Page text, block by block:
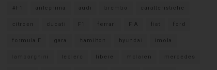
#F1 anteprima audi brembo caratteristiche
citroen ducati F1 ferrari FIA fiat ford
formula E gara hamilton hyundai imola
lamborghini leclerc libere mclaren mercedes